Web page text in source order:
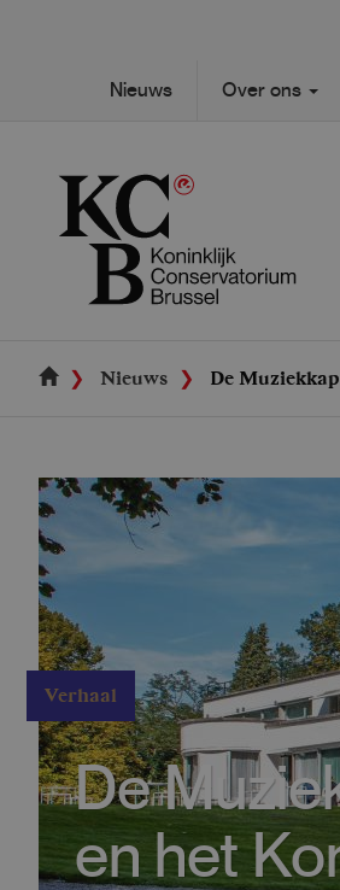
Secondary
navigation
Nieuws Over ons
navigation
Nieuws De
Verhaal
De
en het